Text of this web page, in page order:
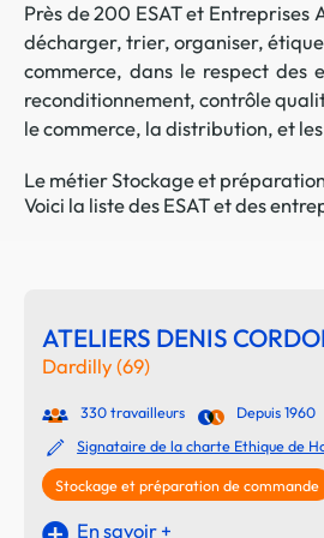
Près de 200 ESAT et
décharger, trier, organiser,
commerce, dans le respect des
reconditionnement, contrôle
le commerce, la distribution, et
Le métier Stockage et
Voici la liste des ESAT et des
ATELIERS DENIS
Dardilly (69)
330 travailleurs
Depuis 1960
Signataire de la charte Ethique de
Stockage et préparation de commande
En savoir +